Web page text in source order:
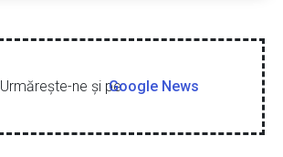
Urmăreşte-ne şi peGoogle News